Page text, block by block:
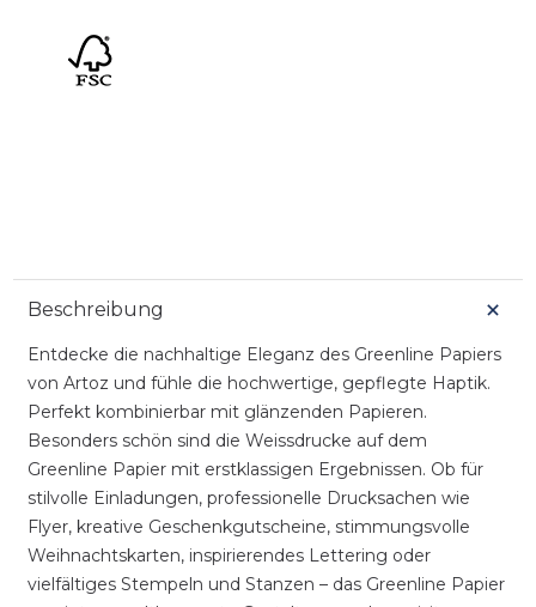
Beschreibung
Entdecke die nachhaltige Eleganz des Greenline Papiers
von Artoz und fühle die hochwertige, gepflegte Haptik.
Perfekt kombinierbar mit glänzenden Papieren.
Besonders schön sind die Weissdrucke auf dem
Greenline Papier mit erstklassigen Ergebnissen. Ob für
stilvolle Einladungen, professionelle Drucksachen wie
Flyer, kreative Geschenkgutscheine, stimmungsvolle
Weihnachtskarten, inspirierendes Lettering oder
vielfältiges Stempeln und Stanzen – das Greenline Papier